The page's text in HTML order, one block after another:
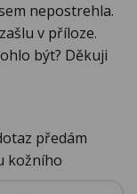
nepostrehla.
v příloze.
být? Děkuji
předám
kožního